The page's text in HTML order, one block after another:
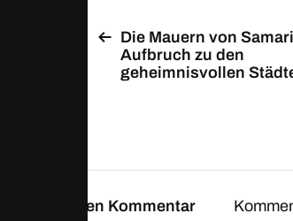
Die Mauern von
Aufbruch zu den
geheimnisvollen
Schreibe einen Kommentar